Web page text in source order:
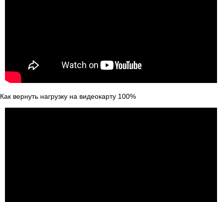
Как вернуть нагрузку на видеокарту 100%